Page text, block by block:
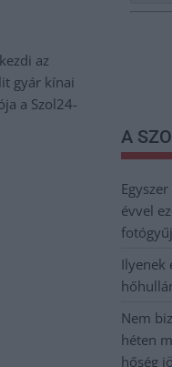
az
gyár kínai
a Szol24-
A
évvel
Ilyenek
Nem
héten
hőség